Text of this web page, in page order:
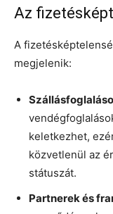
Az
A
megjelenik:
keletkezhet,
közvetlenül az
státuszát.
Partnerek és